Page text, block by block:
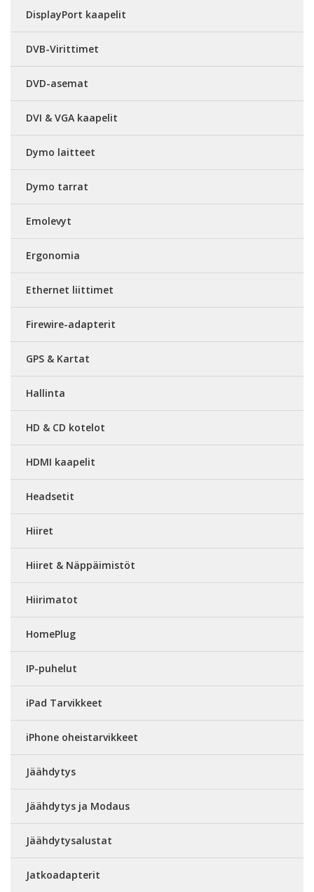
DisplayPort kaapelit
DVB-Virittimet
DVD-asemat
DVI & VGA kaapelit
Dymo laitteet
Dymo tarrat
Emolevyt
Ergonomia
Ethernet liittimet
Firewire-adapterit
GPS & Kartat
Hallinta
HD & CD kotelot
HDMI kaapelit
Headsetit
Hiiret
Hiiret & Näppäimistöt
Hiirimatot
HomePlug
IP-puhelut
iPad Tarvikkeet
iPhone oheistarvikkeet
Jäähdytys
Jäähdytys ja Modaus
Jäähdytysalustat
Jatkoadapterit